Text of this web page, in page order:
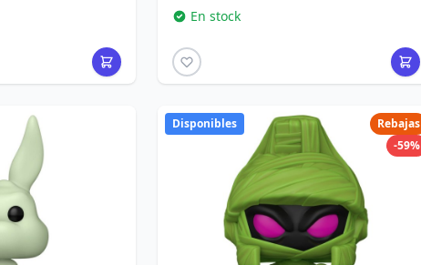
En stock
Rebajas
-59%
Disponibles